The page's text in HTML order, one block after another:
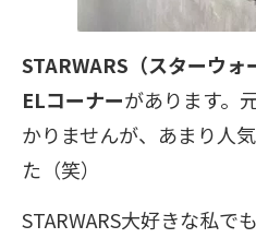
STARWARS （スターウォ
ELコーナーがあります。
かりませんが、あまり人
た（笑）
STARWARS大好きな私で